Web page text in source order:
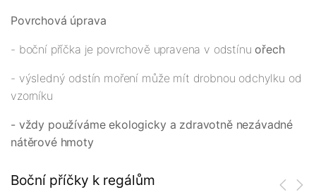
Povrchová úprava
- boční příčka je povrchově upravena v odstínu ořech
- výsledný odstín moření může mít drobnou odchylku od
vzorníku
- vždy používáme ekologicky a zdravotně nezávadné
nátěrové hmoty
Boční příčky k regálům